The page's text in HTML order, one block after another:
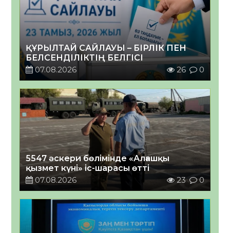
ҚҰРЫЛТАЙ САЙЛАУЫ – БІРЛІК ПЕН
БЕЛСЕНДІЛІКТІҢ БЕЛГІСІ
07.08.2026
26 0
5547 әскери бөлімінде «Алғашқы
қызмет күні» іс-шарасы өтті
07.08.2026
23 0